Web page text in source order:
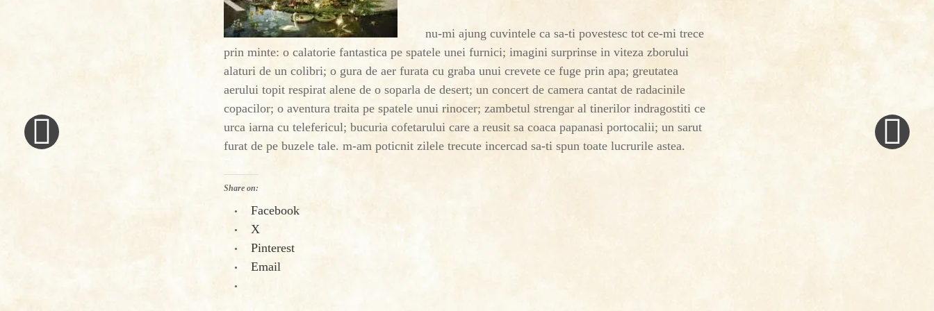
nu-mi ajung cuvintele ca sa-ti povestesc tot ce-mi trece
prin minte: o calatorie fantastica pe spatele unei furnici; imagini surprinse in viteza zborului
alaturi de un colibri; o gura de aer furata cu graba unui crevete ce fuge prin apa; greutatea
aerului topit respirat alene de o soparla de desert; un concert de camera cantat de radacinile
copacilor; o aventura traita pe spatele unui rinocer; zambetul strengar al tinerilor indragostiti ce
urca iarna cu telefericul; bucuria cofetarului care a reusit sa coaca papanasi portocalii; un sarut
furat de pe buzele tale. m-am poticnit zilele trecute incercad sa-ti spun toate lucrurile astea.
Share on:
Facebook
X
Pinterest
Email
Previous